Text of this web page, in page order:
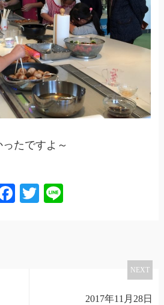
たですよ～
Facebook
Twitter
Line
NEXT
2017年11月28日